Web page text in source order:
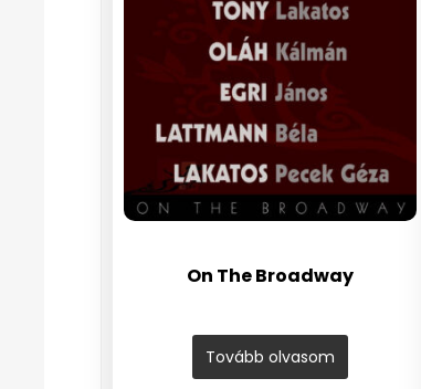
On The Broadway
Tovább olvasom